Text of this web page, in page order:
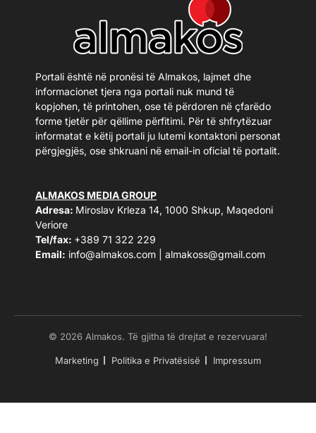
Portali është në pronësi të Almakos, lajmet dhe
informacionet tjera nga portali nuk mund të
kopjohen, të printohen, ose të përdoren në çfarëdo
forme tjetër për qëllime përfitimi. Për të shfrytëzuar
informatat e këtij portali ju lutemi kontaktoni personat
përgjegjës, ose shkruani në email-in oficial të portalit.
ALMAKOS MEDIA GROUP
Adresa: Miroslav Krleza 14, 1000 Shkup, Maqedoni
Veriore
Tel/fax: +389 71 322 229
Email: info@almakos.com almakoss@gmail.com
© 2026 Almakos. Të gjitha të drejtat e rezervuara!
Marketing Politika e Privatësisë Impressum